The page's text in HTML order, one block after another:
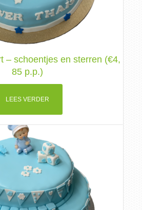
– schoentjes en sterren (€4,
85 p.p.)
LEES VERDER